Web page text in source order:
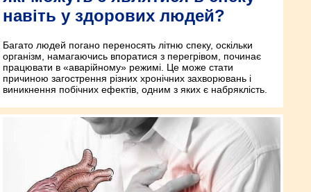
навіть у здорових людей?
Багато людей погано переносять літню спеку, оскільки
організм, намагаючись впоратися з перегрівом, починає
працювати в «аварійному» режимі. Це може стати
причиною загострення різних хронічних захворювань і
виникнення побічних ефектів, одним з яких є набряклість.